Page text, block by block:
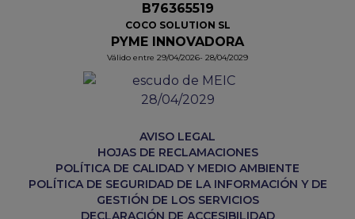
B76365519
COCO SOLUTION SL
PYME INNOVADORA
Válido entre 29/04/2026- 28/04/2029
AVISO LEGAL
HOJAS DE RECLAMACIONES
POLÍTICA DE CALIDAD Y MEDIO AMBIENTE
POLÍTICA DE SEGURIDAD DE LA INFORMACIÓN Y DE
GESTIÓN DE LOS SERVICIOS
DECLARACIÓN DE ACCESIBILIDAD